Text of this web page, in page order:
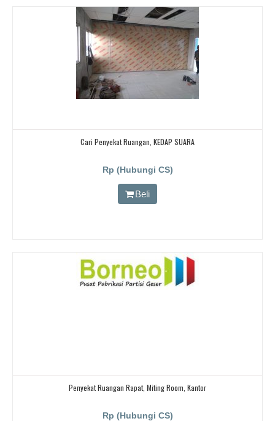
Cari Penyekat Ruangan, KEDAP SUARA
Rp (Hubungi CS)
Beli
Penyekat Ruangan Rapat, Miting Room, Kantor
Rp (Hubungi CS)